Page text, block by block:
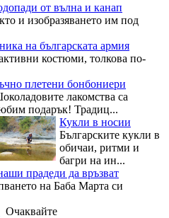
от вълна и канап
и изобразяването им под
на българската армия
костюми, толкова по-
плетени бонбониери
лакомства са
подарък! Традиц...
Кукли в носии
Българските кукли в
обичаи, ритми и
багри на ин...
прадеди да връзват
на Баба Марта си
Очаквайте